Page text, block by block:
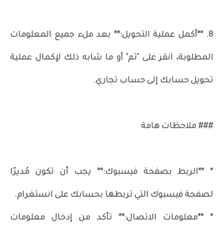
8. **أكمل عملية التحويل:** بعد ملء جميع المعلومات
المطلوبة، انقر على "تم" أو ما شابه ذلك لإكمال عملية
تحويل حسابك إلى حساب تجاري.
### ملاحظات هامة
* **الربط بصفحة فيسبوك:** يجب أن تكون مُديرًا
لصفحة فيسبوك التي تربطها بحسابك على انستغرام.
* **معلومات الاتصال:** تأكد من إدخال معلومات